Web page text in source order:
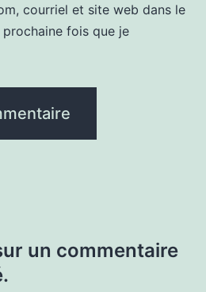
courriel et site web dans le
fois que je
un commentaire